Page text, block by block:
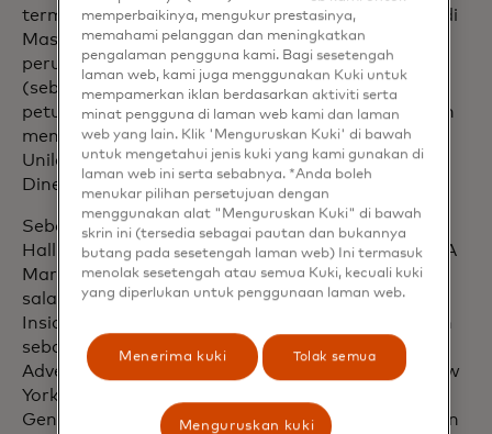
termasuk presiden pendiri perawatan kesehatan di
Mastercard, chief transformation officer untuk
perusahaan asuransi kesehatan Elevance
(sebelumnya Anthem), dan kepala inovasi dan
petugas pemasaran untuk Humana. Beliau pernah
menjabat di berbagai posisi manajemen senior di
Unilever dan Citibank, termasuk ketua dan CEO
Diners Club Amerika Utara.
Sebagai penerima penghargaan AAF Advertising
Hall of Fame, Forbes' CMO Hall of Fame, dan AMA
Marketing Hall of Fame, Raja telah diakui sebagai
salah satu CMO Paling Inovatif versi Business
Insider sebanyak tujuh kali. Beliau juga dinobatkan
sebagai WFA Global Marketer of the Year,
Advertising Person of the Year oleh Ad Club of New
York, Adweek's Brand Genius dan Grand Brand
Genius, Billboard's Top Branding Power Player, dan
memperbaikinya, mengukur prestasinya,
memahami pelanggan dan meningkatkan
pengalaman pengguna kami. Bagi sesetengah
laman web, kami juga menggunakan Kuki untuk
mempamerkan iklan berdasarkan aktiviti serta
minat pengguna di laman web kami dan laman
web yang lain. Klik 'Menguruskan Kuki' di bawah
untuk mengetahui jenis kuki yang kami gunakan di
laman web ini serta sebabnya. *Anda boleh
menukar pilihan persetujuan dengan
menggunakan alat "Menguruskan Kuki" di bawah
skrin ini (tersedia sebagai pautan dan bukannya
butang pada sesetengah laman web) Ini termasuk
menolak sesetengah atau semua Kuki, kecuali kuki
yang diperlukan untuk penggunaan laman web.
Menerima kuki Tolak semua
Menguruskan kuki